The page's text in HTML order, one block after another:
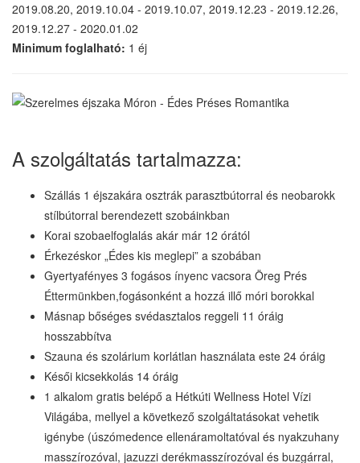
2019.08.20, 2019.10.04 - 2019.10.07, 2019.12.23 - 2019.12.26,
2019.12.27 - 2020.01.02
Minimum foglalható: 1 éj
A szolgáltatás tartalmazza:
Szállás 1 éjszakára osztrák parasztbútorral és neobarokk
stílbútorral berendezett szobáinkban
Korai szobaelfoglalás akár már 12 órától
Érkezéskor „Édes kis meglepi” a szobában
Gyertyafényes 3 fogásos ínyenc vacsora Öreg Prés
Éttermünkben,fogásonként a hozzá illő móri borokkal
Másnap bőséges svédasztalos reggeli 11 óráig
hosszabbítva
Szauna és szolárium korlátlan használata este 24 óráig
Késői kicsekkolás 14 óráig
1 alkalom gratis belépő a Hétkúti Wellness Hotel Vízi
Világába, mellyel a következő szolgáltatásokat vehetik
igénybe (úszómedence ellenáramoltatóval és nyakzuhany
masszírozóval, jazuzzi derékmasszírozóval és buzgárral,